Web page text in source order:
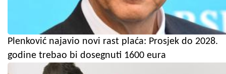
Plenković najavio novi rast plaća: Prosjek do 2028.
godine trebao bi dosegnuti 1600 eura